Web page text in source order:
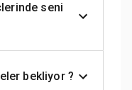
seni
bekliyor ?